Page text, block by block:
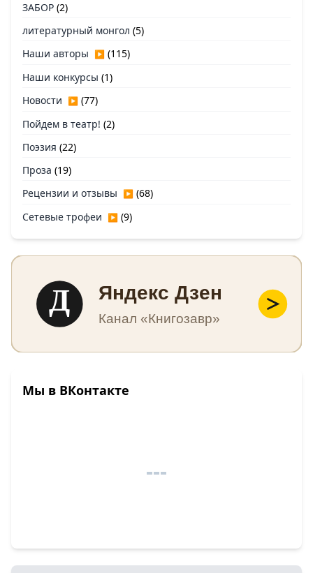
ЗАБОР (2)
литературный монгол (5)
Наши авторы ▶ (115)
Наши конкурсы (1)
Новости ▶ (77)
Пойдем в театр! (2)
Поэзия (22)
Проза (19)
Рецензии и отзывы ▶ (68)
Сетевые трофеи ▶ (9)
Д Яндекс Дзен
Канал «Книгозавр»
Мы в ВКонтакте